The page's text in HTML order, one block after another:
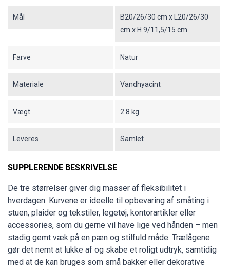
Mål
B20/26/30 cm x L20/26/30
cm x H 9/11,5/15 cm
Farve Natur
Materiale Vandhyacint
Vægt 2.8 kg
Leveres Samlet
SUPPLERENDE BESKRIVELSE
De tre størrelser giver dig masser af fleksibilitet i
hverdagen. Kurvene er ideelle til opbevaring af småting i
stuen, plaider og tekstiler, legetøj, kontorartikler eller
accessories, som du gerne vil have lige ved hånden – men
stadig gemt væk på en pæn og stilfuld måde. Trælågene
gør det nemt at lukke af og skabe et roligt udtryk, samtidig
med at de kan bruges som små bakker eller dekorative